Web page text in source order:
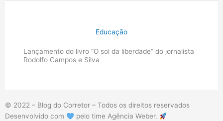
Educação
Lançamento do livro “O sol da liberdade” do jornalista
Rodolfo Campos e Silva
© 2022 – Blog do Corretor – Todos os direitos reservados
Desenvolvido com
pelo time Agência Weber.